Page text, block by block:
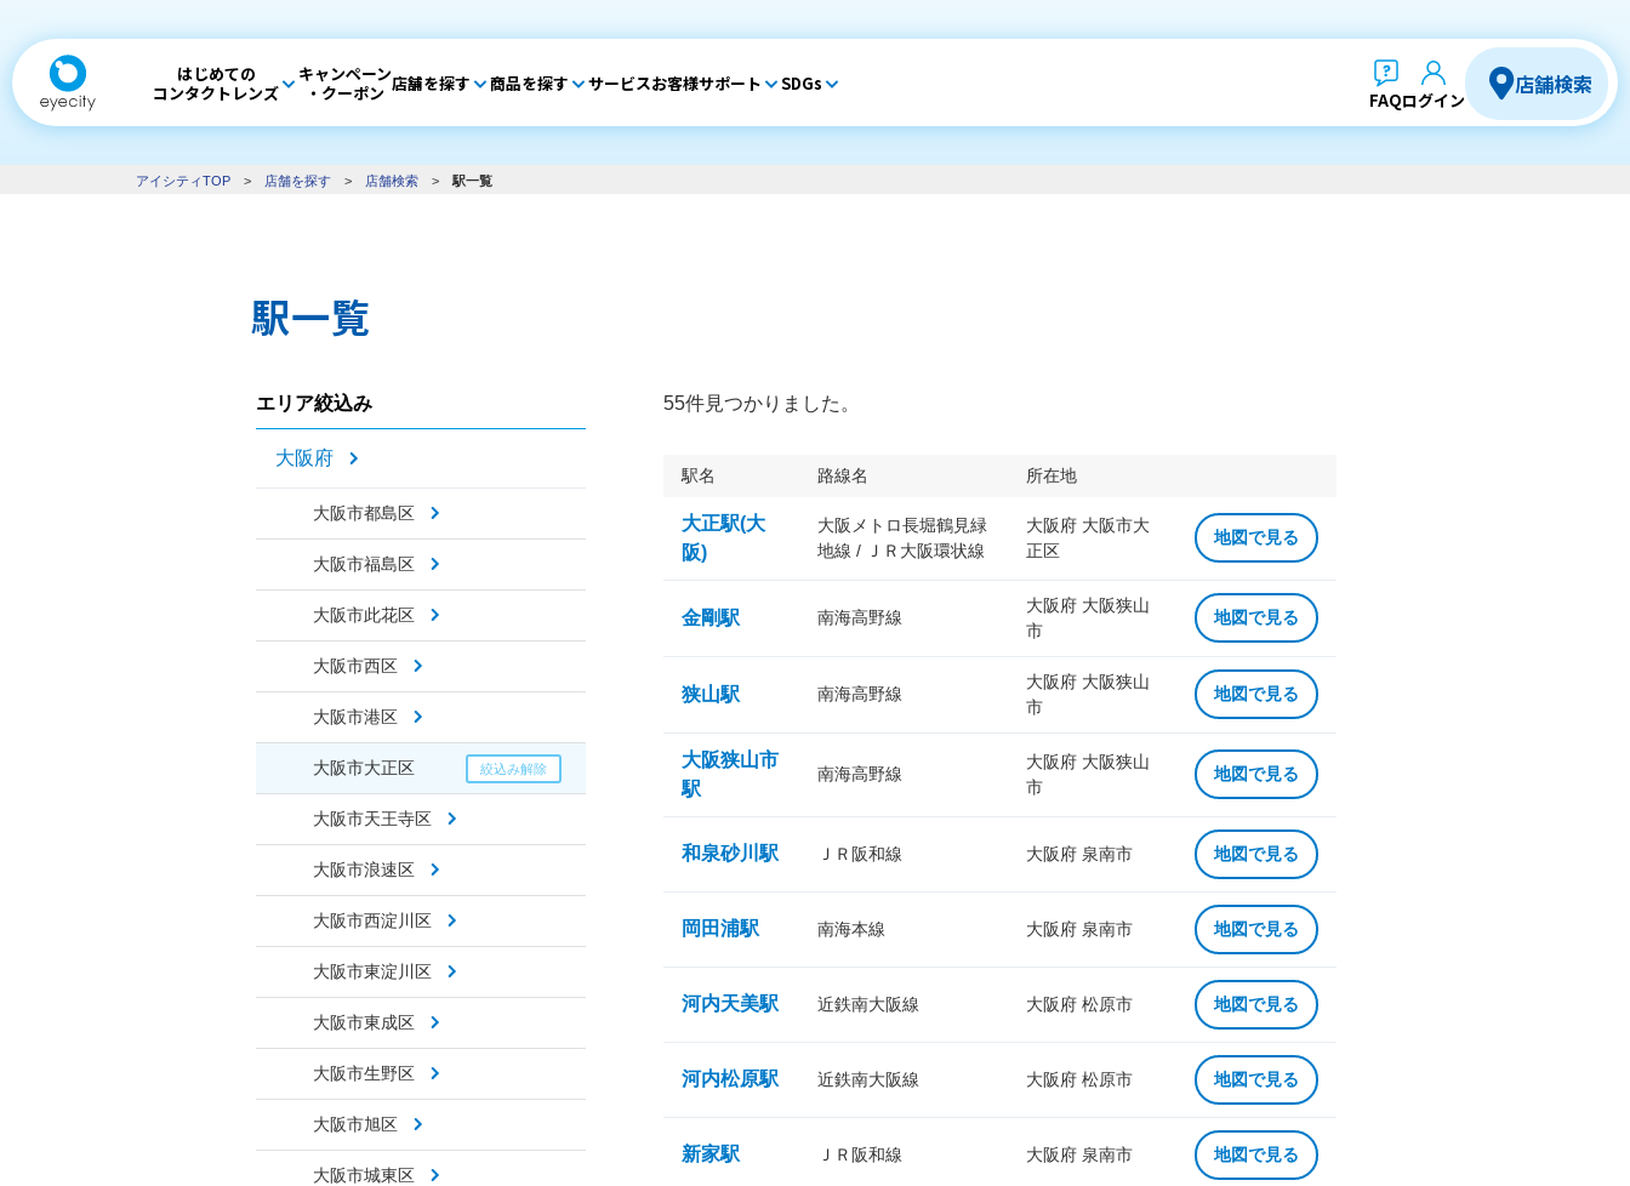
はじめての
コンタクトレンズ
キャンペーン
・クーポン 店舗を探す 商品を探す サービスお客様サポート SDGs
FAQログイン
店舗検索
アイシティTOP > 店舗を探す > 店舗検索 > 駅一覧
駅一覧
エリア絞込み
大阪府
大阪市都島区
大阪市福島区
大阪市此花区
大阪市西区
大阪市港区
大阪市大正区
大阪市天王寺区
大阪市浪速区
大阪市西淀川区
大阪市東淀川区
大阪市東成区
大阪市生野区
大阪市旭区
大阪市城東区
55件見つかりました。
駅名 路線名 所在地
大正駅(大
阪)
大阪メトロ長堀鶴見緑
地線 / ＪＲ大阪環状線
大阪府 大阪市大
正区
地図で見る
金剛駅 南海高野線
大阪府 大阪狭山
市
地図で見る
狭山駅 南海高野線
大阪府 大阪狭山
市
地図で見る
大阪狭山市
駅
南海高野線
大阪府 大阪狭山
市
地図で見る
和泉砂川駅 ＪＲ阪和線 大阪府 泉南市 地図で見る
岡田浦駅 南海本線 大阪府 泉南市 地図で見る
河内天美駅 近鉄南大阪線 大阪府 松原市 地図で見る
河内松原駅 近鉄南大阪線 大阪府 松原市 地図で見る
新家駅 ＪＲ阪和線 大阪府 泉南市 地図で見る